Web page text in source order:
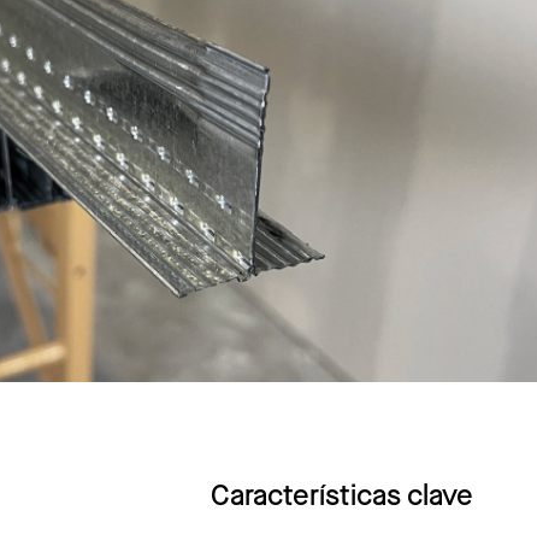
Características clave